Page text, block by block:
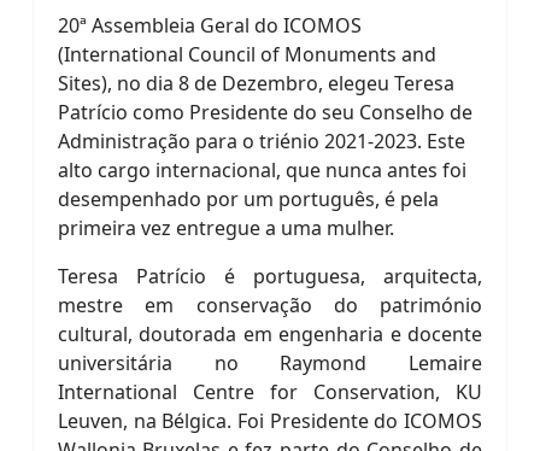
20ª Assembleia Geral do ICOMOS
(International Council of Monuments and
Sites), no dia 8 de Dezembro, elegeu Teresa
Patrício como Presidente do seu Conselho de
Administração para o triénio 2021-2023. Este
alto cargo internacional, que nunca antes foi
desempenhado por um português, é pela
primeira vez entregue a uma mulher.
Teresa Patrício é portuguesa, arquitecta,
mestre em conservação do património
cultural, doutorada em engenharia e docente
universitária no Raymond Lemaire
International Centre for Conservation, KU
Leuven, na Bélgica. Foi Presidente do ICOMOS